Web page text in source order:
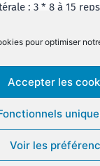
pour optimiser
Accepter les
Voir les
: 3 * 8 à 15 reps
: 3 * 8 à 15
2026 FORME &